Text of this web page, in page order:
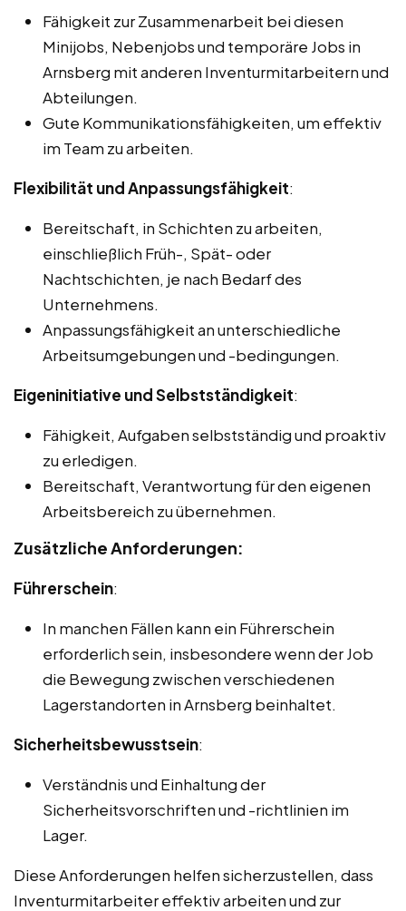
Fähigkeit zur Zusammenarbeit bei diesen
Minijobs, Nebenjobs und temporäre Jobs in
Arnsberg mit anderen Inventurmitarbeitern und
Abteilungen.
Gute Kommunikationsfähigkeiten, um effektiv
im Team zu arbeiten.
Flexibilität und Anpassungsfähigkeit:
Bereitschaft, in Schichten zu arbeiten,
einschließlich Früh-, Spät- oder
Nachtschichten, je nach Bedarf des
Unternehmens.
Anpassungsfähigkeit an unterschiedliche
Arbeitsumgebungen und -bedingungen.
Eigeninitiative und Selbstständigkeit:
Fähigkeit, Aufgaben selbstständig und proaktiv
zu erledigen.
Bereitschaft, Verantwortung für den eigenen
Arbeitsbereich zu übernehmen.
Zusätzliche Anforderungen:
Führerschein:
In manchen Fällen kann ein Führerschein
erforderlich sein, insbesondere wenn der Job
die Bewegung zwischen verschiedenen
Lagerstandorten in Arnsberg beinhaltet.
Sicherheitsbewusstsein:
Verständnis und Einhaltung der
Sicherheitsvorschriften und -richtlinien im
Lager.
Diese Anforderungen helfen sicherzustellen, dass
Inventurmitarbeiter effektiv arbeiten und zur